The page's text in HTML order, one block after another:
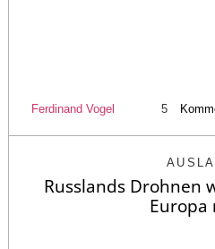
Ferdinand Vogel 5
Russlands Drohnen
Europa